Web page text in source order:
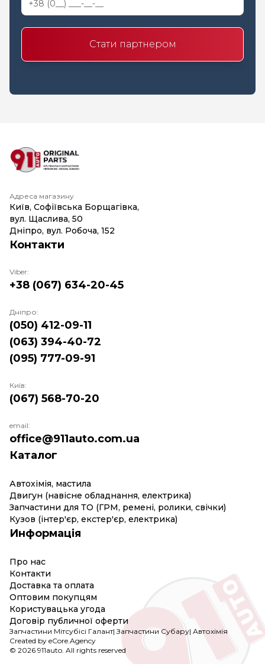
Стати партнером
Адреса магазину
Київ, Софіївська Борщагівка,
вул. Щаслива, 50
Дніпро, вул. Робоча, 152
Каталог
Автохімія, мастила
Двигун (навісне обладнання, електрика)
Запчастини для ТО (ГРМ, ремені, ролики, свічки)
Кузов (інтер'єр, екстер'єр, електрика)
Информація
Про нас
Контакти
Доставка та оплата
Оптовим покупцям
Користувацька угода
Договір публичної оферти
Контакти
Viber:
+38 (067) 634-20-45
Дніпро:
(050) 412-09-11
(063) 394-40-72
(095) 777-09-91
Київ:
(067) 568-70-20
email:
office@911auto.com.ua
Created by eCore.Agency
Запчастини Мітсубісі Галант|Запчастини Субару| Автохімія
© 2026 911auto. All rights reserved